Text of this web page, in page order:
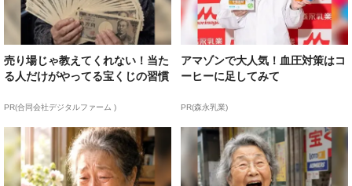
売り場じゃ教えてくれない！当た
る人だけがやってる宝くじの習慣
PR(合同会社デジタルファーム )
アマゾンで大人気！血圧対策はコ
ーヒーに足してみて
PR(森永乳業)